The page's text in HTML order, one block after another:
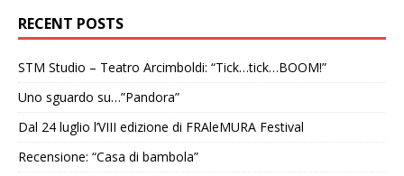
RECENT POSTS
STM Studio – Teatro Arcimboldi: “Tick…tick…BOOM!”
Uno sguardo su…”Pandora”
Dal 24 luglio l’VIII edizione di FRAleMURA Festival
Recensione: “Casa di bambola”